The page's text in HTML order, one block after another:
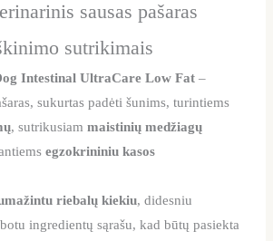
sausas pašaras
sutrikimais
Intestinal UltraCare Low Fat –
sukurtas padėti šunims, turintiems
, sutrikusiammaistinių medžiagų
egzokrininiu kasos
riebalų kiekiu, didesniu
ingredientų sąrašu, kad būtų pasiekta